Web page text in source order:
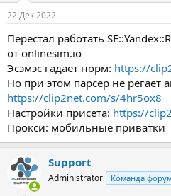
е
м
ч
л
а
22 Дек 2022
Перестал работать
от onlinesim.io
Эсэмэс гадает норм: https://
Но при этом парсер не регает
https://clip2net.com/s/4hr5ox8
Настройки присета: https://
Прокси: мобильные приватки
Support
Administrator Команда